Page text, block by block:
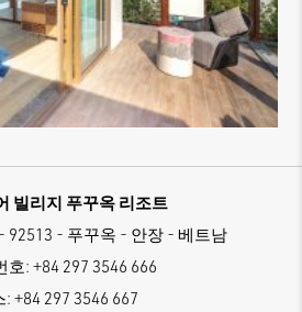
빌리지 푸꾸옥 리조트
92513 - 푸꾸옥 - 안장 - 베트남
호: +84 297 3546 666
: +84 297 3546 667